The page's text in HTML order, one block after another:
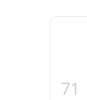
71